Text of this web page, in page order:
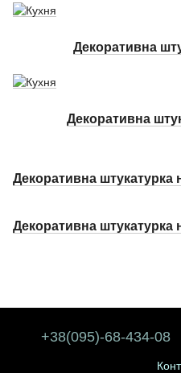
Декоративна
Декоративна
Декоративна штукатурка
Декоративна штукатурка
+38(095)-68-434-08